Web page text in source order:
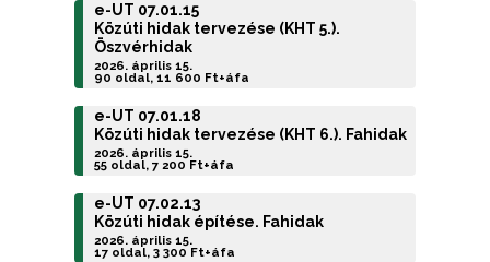
e-UT 07.01.15
Közúti hidak tervezése (KHT 5.).
Öszvérhidak
2026. április 15.
90 oldal, 11 600 Ft+áfa
e-UT 07.01.18
Közúti hidak tervezése (KHT 6.). Fahidak
2026. április 15.
55 oldal, 7 200 Ft+áfa
e-UT 07.02.13
Közúti hidak építése. Fahidak
2026. április 15.
17 oldal, 3 300 Ft+áfa